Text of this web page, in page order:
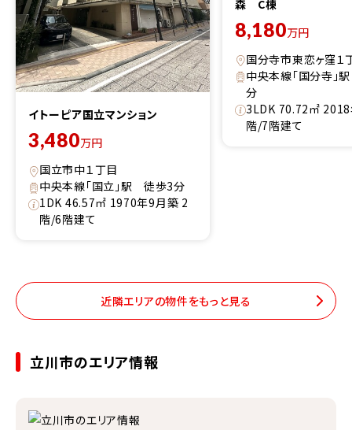
イトーピア国立マンション
3,480万円
国立市中１丁目
中央本線「国立」駅 徒歩3分
1DK 46.57㎡ 1970年9月築 2
階/6階建て
森 C棟
8,180万円
国分寺市東恋ヶ窪１
中央本線「国分寺
分
3LDK 70.72㎡
階/7階建て
近隣エリアの物件をもっと見る
立川市のエリア情報